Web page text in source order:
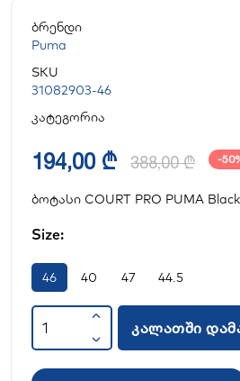
ბრენდი
Puma
SKU
31082903-46
კატეგორია
194,00 ₾ 388,00 ₾ -
ბოტასი COURT PRO PUMA
Size:
46 40 47 44.5
კალათში